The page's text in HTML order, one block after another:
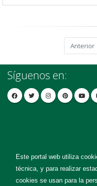
Este portal web utiliza
técnica, y para realizar
cookies se usan para la
Anterior
Síguenos en: